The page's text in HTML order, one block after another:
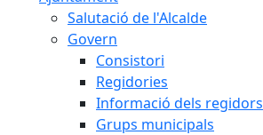
Salutació de l'Alcalde
Govern
Consistori
Regidories
Informació dels regidors
Grups municipals